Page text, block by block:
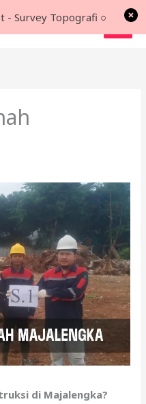
- Survey Topografi ○
di Majalengka?